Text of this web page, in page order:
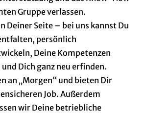
Gruppe verlassen.
Deiner Seite – bei uns kannst Du
persönlich
Deine Kompetenzen
und Dich ganz neu erfinden.
an „Morgen“ und bieten Dir
Job. Außerdem
wir Deine betriebliche